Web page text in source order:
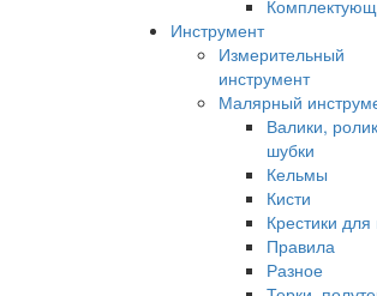
Инструмент
Измерительный
инструмент
Малярный
Валики,
шубки
Кельмы
Кисти
Крестики для
Правила
Разное